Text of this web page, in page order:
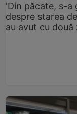
'Din păcate, s-a
despre starea
au avut cu două